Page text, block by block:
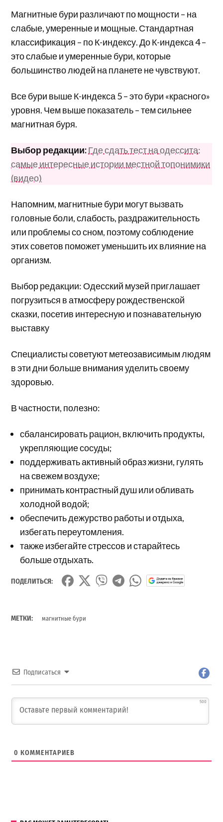
Магнитные бури различают по мощности – на
слабые, умеренные и мощные. Стандартная
классификация – по К-индексу. До К-индекса 4 –
это слабые и умеренные бури, которые
большинство людей на планете не чувствуют.
Все бури выше К-индекса 5 – это бури «красного»
уровня. Чем выше показатель – тем сильнее
магнитная буря.
Выбор редакции:Где сдать тест на одессита:
самые интересные истории местной топонимики
(видео)
Напомним, магнитные бури могут вызвать
головные боли, слабость, раздражительность
или проблемы со сном, поэтому соблюдение
этих советов поможет уменьшить их влияние на
организм.
Выбор редакции: Одесский музей приглашает
погрузиться в атмосферу рождественской
сказки, посетив интересную и познавательную
выставку
Специалисты советуют метеозависимым людям
в эти дни больше внимания уделить своему
здоровью.
В частности, полезно:
сбалансировать рацион, включить продукты,
укрепляющие сосуды;
поддерживать активный образ жизни, гулять
на свежем воздухе;
принимать контрастный душ или обливать
холодной водой;
обеспечить дежурство работы и отдыха,
избегать переутомления.
также избегайте стрессов и старайтесь
больше отдыхать.
ПОДЕЛИТЬСЯ:
МЕТКИ: магнитные бури
Подписаться
500
0 КОММЕНТАРИЕВ